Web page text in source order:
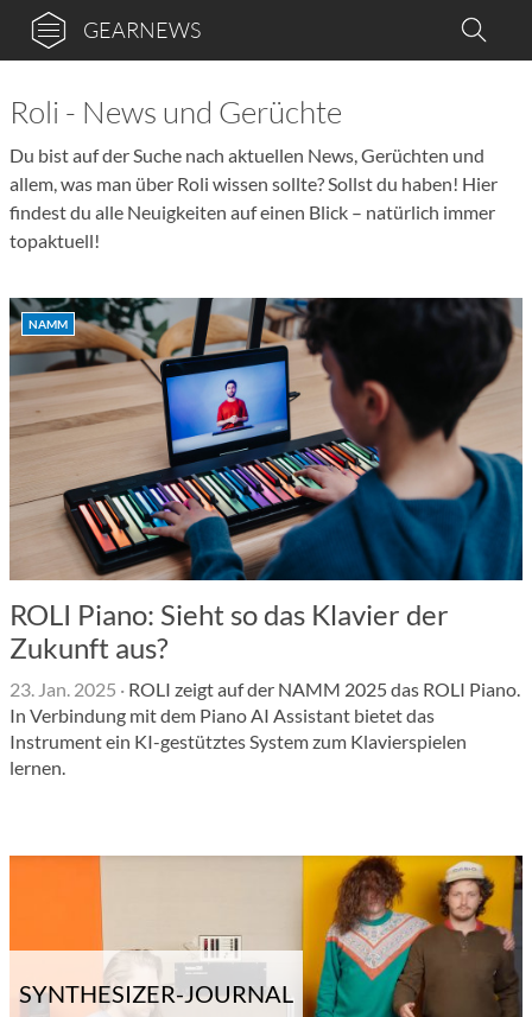
GEARNEWS
Roli - News und Gerüchte
Du bist auf der Suche nach aktuellen News, Gerüchten und
allem, was man über Roli wissen sollte? Sollst du haben! Hier
findest du alle Neuigkeiten auf einen Blick – natürlich immer
topaktuell!
NAMM
ROLI Piano: Sieht so das Klavier der
Zukunft aus?
23. Jan. 2025 · ROLI zeigt auf der NAMM 2025 das ROLI Piano.
In Verbindung mit dem Piano AI Assistant bietet das
Instrument ein KI-gestütztes System zum Klavierspielen
lernen.
SYNTHESIZER-JOURNAL